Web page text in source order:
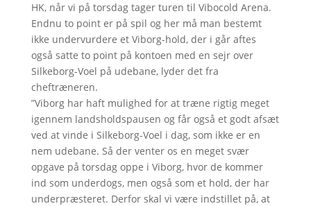
HK, når vi på torsdag tager turen til Vibocold Arena.
Endnu to point er på spil og her må man bestemt
ikke undervurdere et Viborg-hold, der i går aftes
også satte to point på kontoen med en sejr over
Silkeborg-Voel på udebane, lyder det fra
cheftræneren.
”Viborg har haft mulighed for at træne rigtig meget
igennem landsholdspausen og får også et godt afsæt
ved at vinde i Silkeborg-Voel i dag, som ikke er en
nem udebane. Så der venter os en meget svær
opgave på torsdag oppe i Viborg, hvor de kommer
ind som underdogs, men også som et hold, der har
underpræsteret. Derfor skal vi være indstillet på, at